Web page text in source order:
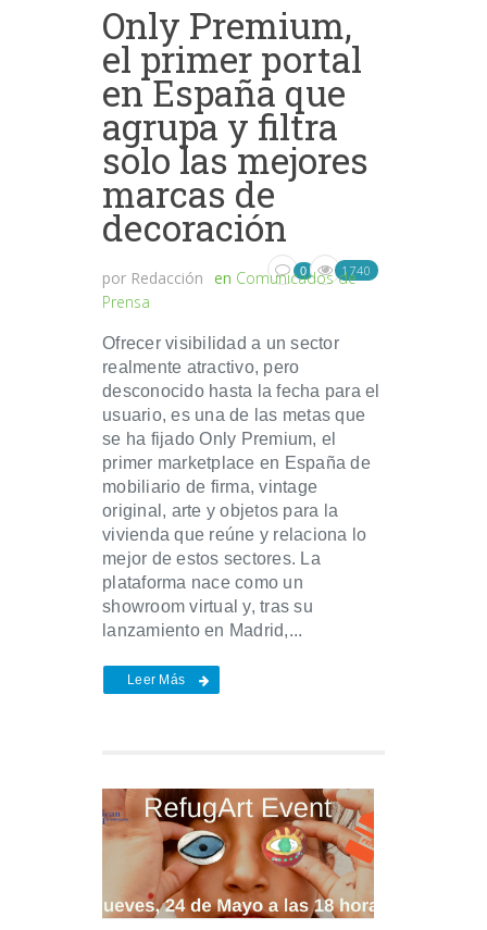
Only Premium,
el primer portal
en España que
agrupa y filtra
solo las mejores
marcas de
decoración
por Redacción en Comunicados de
Prensa
0 1740
Ofrecer visibilidad a un sector
realmente atractivo, pero
desconocido hasta la fecha para el
usuario, es una de las metas que
se ha fijado Only Premium, el
primer marketplace en España de
mobiliario de firma, vintage
original, arte y objetos para la
vivienda que reúne y relaciona lo
mejor de estos sectores. La
plataforma nace como un
showroom virtual y, tras su
lanzamiento en Madrid,...
Leer Más